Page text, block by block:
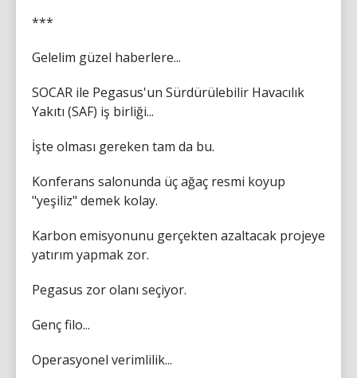
***
Gelelim güzel haberlere...
SOCAR ile Pegasus'un Sürdürülebilir Havacılık
Yakıtı (SAF) iş birliği...
İşte olması gereken tam da bu.
Konferans salonunda üç ağaç resmi koyup
"yeşiliz" demek kolay.
Karbon emisyonunu gerçekten azaltacak projeye
yatırım yapmak zor.
Pegasus zor olanı seçiyor.
Genç filo...
Operasyonel verimlilik...